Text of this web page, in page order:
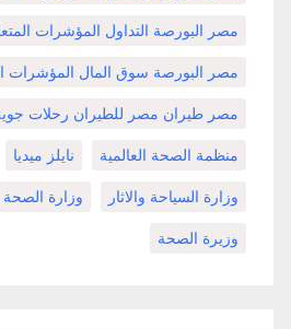
مصر البورصة التداول المؤشرات
مصر البورصة سوق المال المؤشرات
مصر طيران مصر للطيران رحلات جوية
منظمة الصحة العالمية نايلز ميديا
وزارة السياحة والاثار وزارة الصحة
وزيرة الصحة